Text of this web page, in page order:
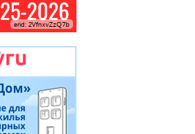
erid: 2VfnxvZzQ7b